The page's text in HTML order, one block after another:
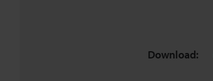
Download: